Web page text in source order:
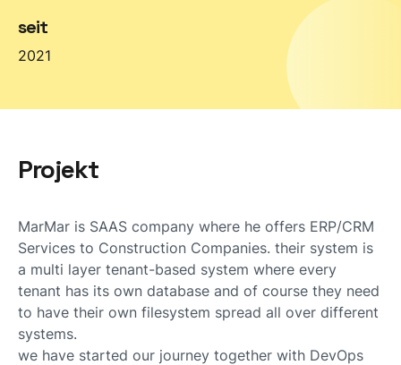
seit
2021
Projekt
MarMar is SAAS company where he offers ERP/CRM
Services to Construction Companies. their system is
a multi layer tenant-based system where every
tenant has its own database and of course they need
to have their own filesystem spread all over different
systems.
we have started our journey together with DevOps